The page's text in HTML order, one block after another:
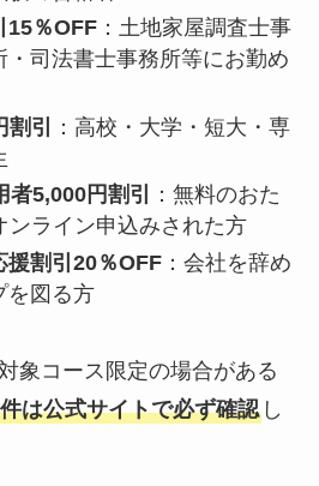
15％OFF：土地家屋調査士事
・司法書士事務所等にお勤め
引
：高校・大学・短大・専
5,000円割引
：無料のおた
ンライン申込みされた方
援割引20％OFF：会社を辞め
を図る方
象コース限定の場合がある
は公式サイトで必ず確認し